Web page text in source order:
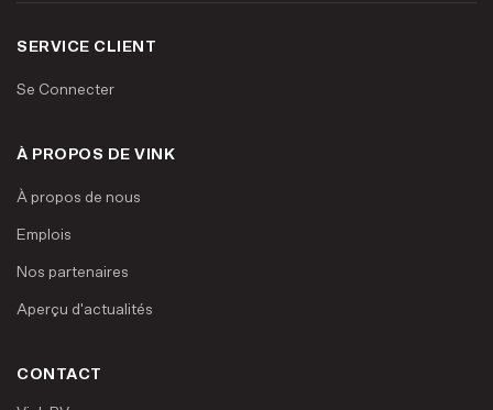
SERVICE CLIENT
Se Connecter
À PROPOS DE VINK
À propos de nous
Emplois
Nos partenaires
Aperçu d'actualités
CONTACT